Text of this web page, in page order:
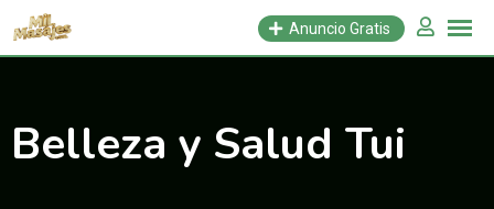
Saltar
Anuncio Gratis
Belleza y Salud Tui